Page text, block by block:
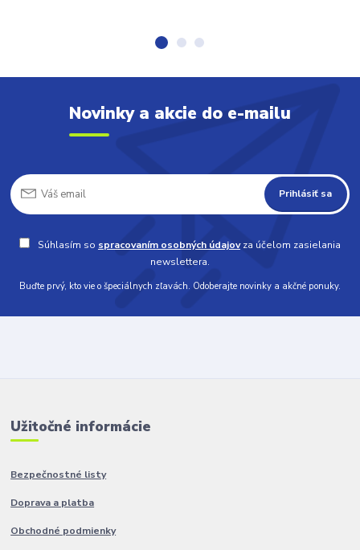
Novinky a akcie do e-mailu
Prihlásiť sa
Súhlasím so spracovaním osobných údajovza účelom zasielania
newslettera.
Buďte prvý, kto vie o špeciálnych zľavách. Odoberajte novinky a akčné ponuky.
Užitočné informácie
Bezpečnostné listy
Doprava a platba
Obchodné podmienky